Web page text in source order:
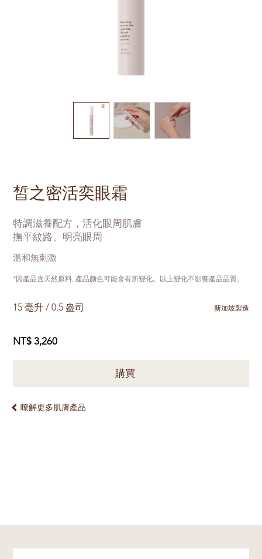
皙之密活奕眼霜
特調滋養配方，活化眼周肌膚
撫平紋路、明亮眼周
溫和無刺激
*因產品含天然原料, 產品颜色可能會有所變化。以上變化不影響產品品質。
15 毫升 / 0.5 盎司 新加坡製造
NT$ 3,260
購買
瞭解更多肌膚產品